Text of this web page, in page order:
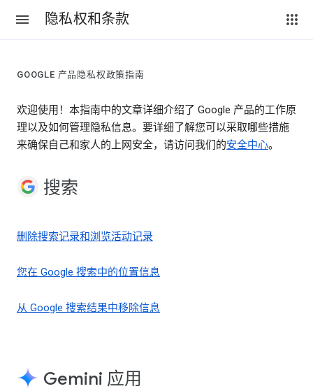
隐私权和条款
GOOGLE 产品隐私权政策指南
欢迎使用！本指南中的文章详细介绍了 Google 产品的工作原
理以及如何管理隐私信息。要详细了解您可以采取哪些措施
来确保自己和家人的上网安全，请访问我们的安全中心。
搜索
删除搜索记录和浏览活动记录
您在 Google 搜索中的位置信息
从 Google 搜索结果中移除信息
Gemini 应用